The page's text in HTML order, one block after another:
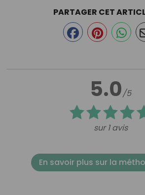
5.0/5
sur 1 avis
PARTAGER CET
En savoir plus sur la